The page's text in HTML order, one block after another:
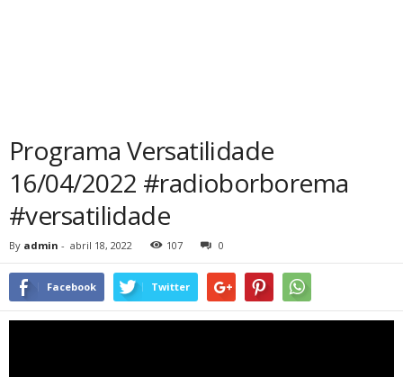
Programa Versatilidade
16/04/2022 #radioborborema
#versatilidade
By admin - abril 18, 2022 107 0
Facebook Twitter